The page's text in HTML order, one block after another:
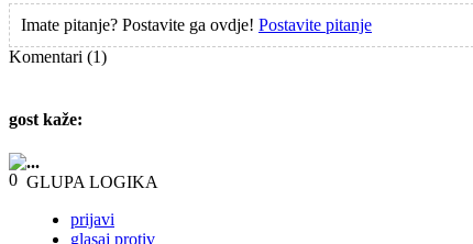
Imate pitanje? Postavite ga ovdje! Postavite pitanje
Komentari (1)
gost kaže:
...
GLUPA LOGIKA
prijavi
glasaj protiv